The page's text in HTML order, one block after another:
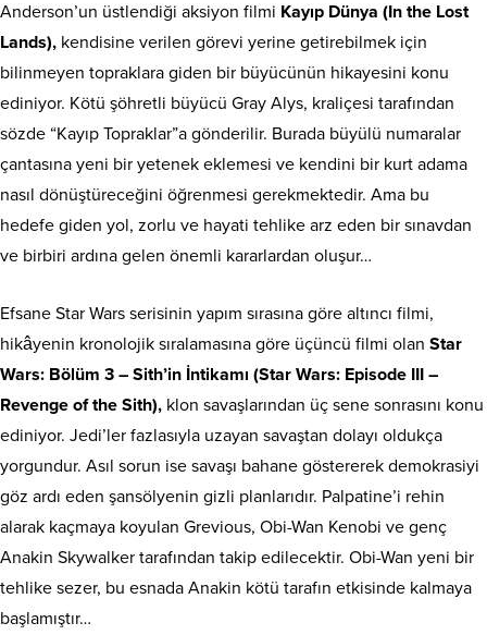
Anderson’un üstlendiği aksiyon filmi Kayıp Dünya (In the Lost
Lands), kendisine verilen görevi yerine getirebilmek için
bilinmeyen topraklara giden bir büyücünün hikayesini konu
ediniyor. Kötü şöhretli büyücü Gray Alys, kraliçesi tarafından
sözde “Kayıp Topraklar”a gönderilir. Burada büyülü numaralar
çantasına yeni bir yetenek eklemesi ve kendini bir kurt adama
nasıl dönüştüreceğini öğrenmesi gerekmektedir. Ama bu
hedefe giden yol, zorlu ve hayati tehlike arz eden bir sınavdan
ve birbiri ardına gelen önemli kararlardan oluşur…
Efsane Star Wars serisinin yapım sırasına göre altıncı filmi,
hikâyenin kronolojik sıralamasına göre üçüncü filmi olan Star
Wars: Bölüm 3 – Sith’in İntikamı (Star Wars: Episode III –
Revenge of the Sith), klon savaşlarından üç sene sonrasını konu
ediniyor. Jedi’ler fazlasıyla uzayan savaştan dolayı oldukça
yorgundur. Asıl sorun ise savaşı bahane göstererek demokrasiyi
göz ardı eden şansölyenin gizli planlarıdır. Palpatine’i rehin
alarak kaçmaya koyulan Grevious, Obi-Wan Kenobi ve genç
Anakin Skywalker tarafından takip edilecektir. Obi-Wan yeni bir
tehlike sezer, bu esnada Anakin kötü tarafın etkisinde kalmaya
başlamıştır…